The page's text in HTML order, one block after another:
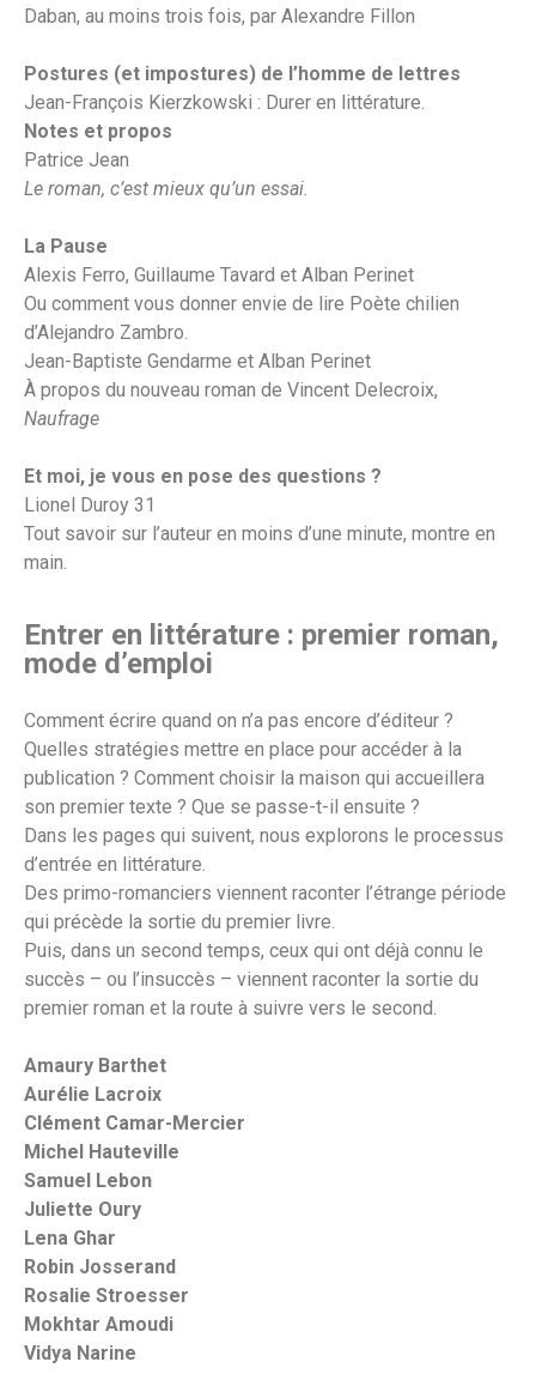
Daban, au moins trois fois, par Alexandre Fillon
Postures (et impostures) de l’homme de lettres
Jean-François Kierzkowski : Durer en littérature.
Notes et propos
Patrice Jean
Le roman, c’est mieux qu’un essai.
La Pause
Alexis Ferro, Guillaume Tavard et Alban Perinet
Ou comment vous donner envie de lire Poète chilien
d’Alejandro Zambro.
Jean-Baptiste Gendarme et Alban Perinet
À propos du nouveau roman de Vincent Delecroix,
Naufrage
Et moi, je vous en pose des questions ?
Lionel Duroy 31
Tout savoir sur l’auteur en moins d’une minute, montre en
main.
Entrer en littérature : premier roman,
mode d’emploi
Comment écrire quand on n’a pas encore d’éditeur ?
Quelles stratégies mettre en place pour accéder à la
publication ? Comment choisir la maison qui accueillera
son premier texte ? Que se passe-t-il ensuite ?
Dans les pages qui suivent, nous explorons le processus
d’entrée en littérature.
Des primo-romanciers viennent raconter l’étrange période
qui précède la sortie du premier livre.
Puis, dans un second temps, ceux qui ont déjà connu le
succès – ou l’insuccès – viennent raconter la sortie du
premier roman et la route à suivre vers le second.
Amaury Barthet
Aurélie Lacroix
Clément Camar-Mercier
Michel Hauteville
Samuel Lebon
Juliette Oury
Lena Ghar
Robin Josserand
Rosalie Stroesser
Mokhtar Amoudi
Vidya Narine